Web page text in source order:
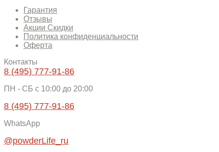
Гарантия
Отзывы
Акции Скидки
Политика конфиденциальности
Оферта
Контакты
8 (495) 777-91-86
ПН - СБ c 10:00 до 20:00
8 (495) 777-91-86
WhatsApp
@powderLife_ru